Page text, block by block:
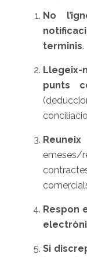
No
terminis.
Llegeix-
punts
emeses/
Respon
Si